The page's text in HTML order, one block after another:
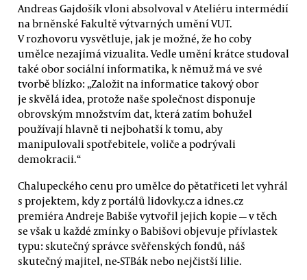
Andreas Gajdošík vloni absolvoval v Ateliéru intermédií
na brněnské Fakultě výtvarných umění VUT.
V rozhovoru vysvětluje, jak je možné, že ho coby
umělce nezajímá vizualita. Vedle umění krátce studoval
také obor sociální informatika, k němuž má ve své
tvorbě blízko: „Založit na informatice takový obor
je skvělá idea, protože naše společnost disponuje
obrovským množstvím dat, která zatím bohužel
používají hlavně ti nejbohatší k tomu, aby
manipulovali spotřebitele, voliče a podrývali
demokracii.“
Chalupeckého cenu pro umělce do pětatřiceti let vyhrál
s projektem, kdy z portálů lidovky.cz a idnes.cz
premiéra Andreje Babiše vytvořil jejich kopie — v těch
se však u každé zmínky o Babišovi objevuje přívlastek
typu: skutečný správce svěřenských fondů, náš
skutečný majitel, ne-STBák nebo nejčistší lilie.